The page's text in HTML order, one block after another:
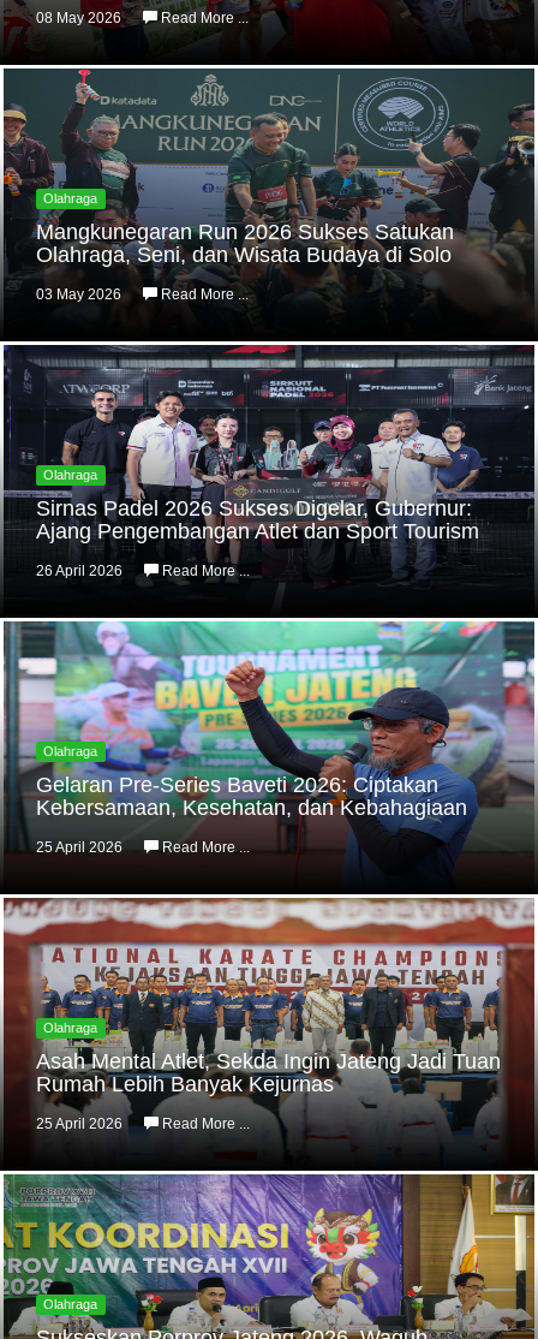
08 May 2026 Read More ...
Olahraga
Mangkunegaran Run 2026 Sukses Satukan
Olahraga, Seni, dan Wisata Budaya di Solo
03 May 2026 Read More ...
Olahraga
Sirnas Padel 2026 Sukses Digelar, Gubernur:
Ajang Pengembangan Atlet dan Sport Tourism
26 April 2026 Read More ...
Olahraga
Gelaran Pre-Series Baveti 2026: Ciptakan
Kebersamaan, Kesehatan, dan Kebahagiaan
25 April 2026 Read More ...
Olahraga
Asah Mental Atlet, Sekda Ingin Jateng Jadi Tuan
Rumah Lebih Banyak Kejurnas
25 April 2026 Read More ...
Olahraga